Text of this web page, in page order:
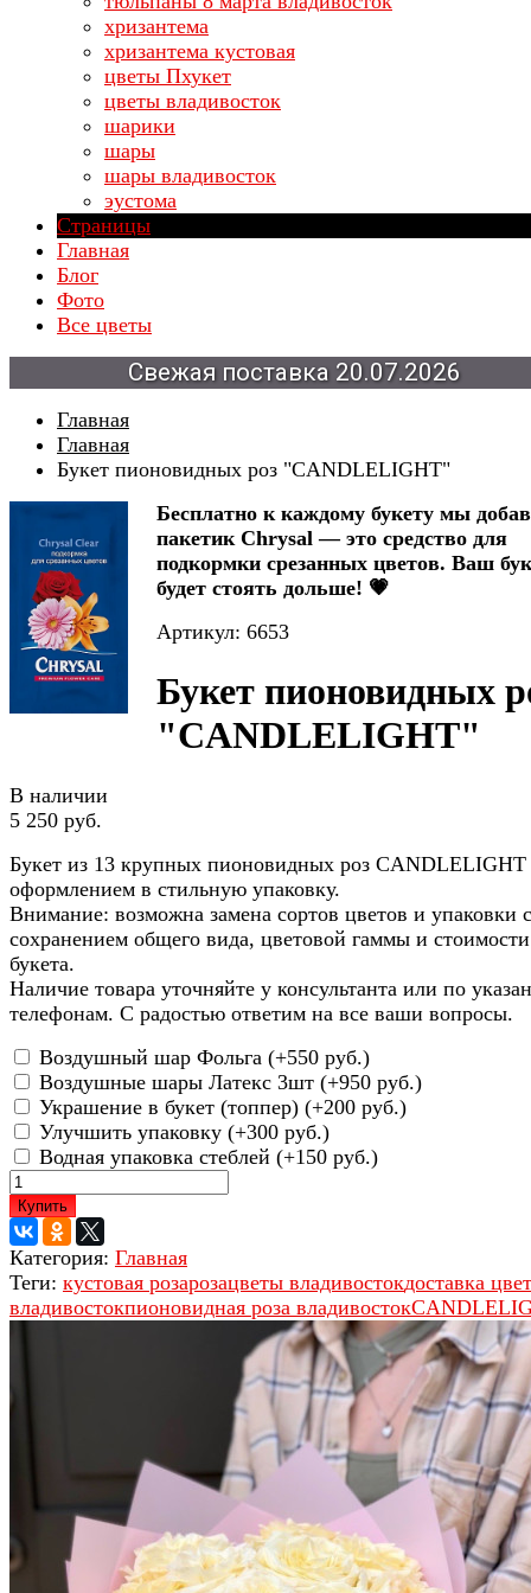
хризантема
хризантема кустовая
цветы Пхукет
цветы владивосток
шарики
шары
шары владивосток
эустома
Страницы
Главная
Блог
Фото
Все цветы
Свежая поставка 20.07.2026
Главная
Главная
Букет пионовидных роз "CANDLELIGHT"
Бесплатно к каждому букету мы
пакетик Chrysal — это средство для
подкормки срезанных цветов. Ваш
будет стоять дольше! 💗
Артикул: 6653
Букет пионовидных
"CANDLELIGHT"
В наличии
5 250 руб.
Букет из 13 крупных пионовидных роз CANDLELIGHT
оформлением в стильную упаковку.
Внимание: возможна замена сортов цветов и упаковки с
сохранением общего вида, цветовой гаммы и стоимости
букета.
Наличие товара уточняйте у консультанта или по
телефонам. С радостью ответим на все ваши вопросы.
Воздушный шар Фольга (+550 руб.)
Воздушные шары Латекс 3шт (+950 руб.)
Украшение в букет (топпер) (+200 руб.)
Улучшить упаковку (+300 руб.)
Водная упаковка стеблей (+150 руб.)
Купить
Категория: Главная
Теги: кустовая розарозацветы владивостокдоставка
владивостокпионовидная роза владивосток